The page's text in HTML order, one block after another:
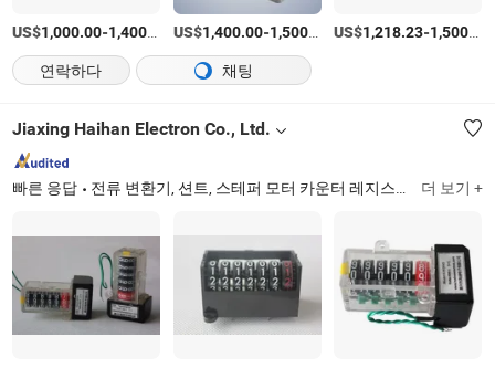
US$1,000.00-1,400.00 /상품
US$1,400.00-1,500.00 /상품
US$1,218.23-1,500.00
연락하다
채팅
Jiaxing Haihan Electron Co., Ltd.
빠른 응답 전류 변환기, 션트, 스테퍼 모터 카운터 레지스터, 래치 릴레이, 로고스키 코일, 킬로와트시 미터, 열전 냉각 미니바, 흡수 냉각 미니바, 금고, 압축기 디스플레이 쿨러 더 보기 +